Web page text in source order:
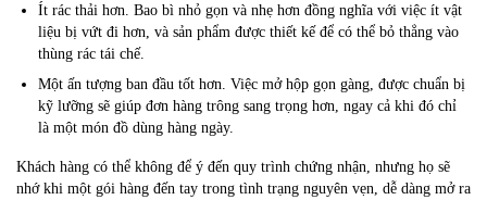
Ít rác thải hơn. Bao bì nhỏ gọn và nhẹ hơn đồng nghĩa với việc ít vật
liệu bị vứt đi hơn, và sản phẩm được thiết kế để có thể bỏ thẳng vào
thùng rác tái chế.
Một ấn tượng ban đầu tốt hơn. Việc mở hộp gọn gàng, được chuẩn bị
kỹ lưỡng sẽ giúp đơn hàng trông sang trọng hơn, ngay cả khi đó chỉ
là một món đồ dùng hàng ngày.
Khách hàng có thể không để ý đến quy trình chứng nhận, nhưng họ sẽ
nhớ khi một gói hàng đến tay trong tình trạng nguyên vẹn, dễ dàng mở ra